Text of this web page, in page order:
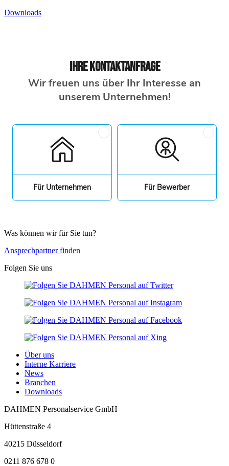
Downloads
Was können wir für Sie tun?
Ansprechpartner finden
Folgen Sie uns
Über uns
Interne Karriere
News
Branchen
Downloads
DAHMEN Personalservice GmbH
Hüttenstraße 4
40215 Düsseldorf
0211 876 678 0